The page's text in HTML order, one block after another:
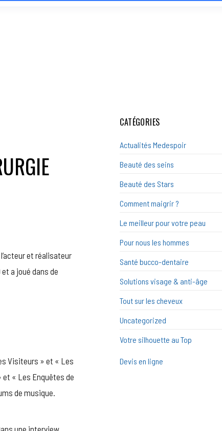
et réalisateur
a joué dans de
Visiteurs » et « Les
« Les Enquêtes de
de musique.
CATÉGORIES
Actualités Medespoir
Beauté des seins
Beauté des Stars
Comment maigrir ?
Le meilleur pour votre peau
Pour nous les hommes
Santé bucco-dentaire
Solutions visage & anti-âge
Tout sur les cheveux
Uncategorized
Votre silhouette au Top
Devis en ligne